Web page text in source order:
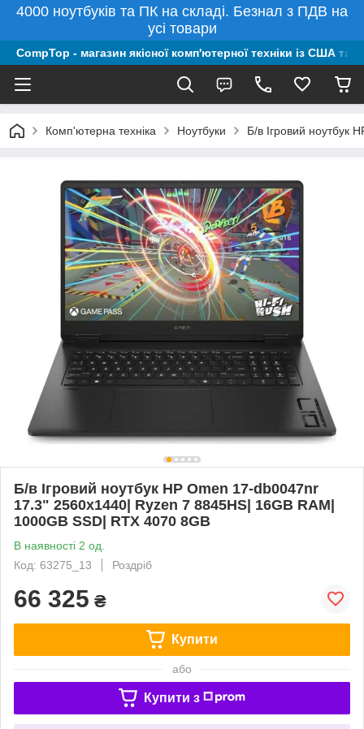
4000 ноутбуків та ПК на складі. Безнал з ПДВ на
усі товари
CompTop - магазин якісної комп'ютерної техніки із США та
Комп'ютерна техніка Ноутбуки Б/в Ігровий ноутбук
Б/в Ігровий ноутбук HP Omen 17-db0047nr
17.3" 2560x1440| Ryzen 7 8845HS| 16GB RAM|
1000GB SSD| RTX 4070 8GB
В наявності 2 од.
Код: 63275_13
Роздріб
66 325 ₴
Купити
або
Купити з